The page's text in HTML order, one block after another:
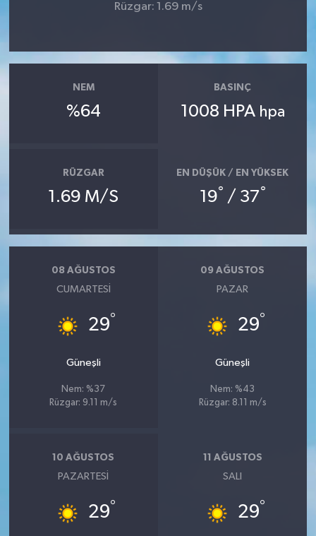
Rüzgar: 1.69 m/s
NEM
%64
BASINÇ
1008 HPA hpa
RÜZGAR
1.69 M/S
EN DÜŞÜK / EN YÜKSEK
19° / 37°
08 AĞUSTOS
CUMARTESI
29°
Güneşli
Nem: %37
Rüzgar: 9.11 m/s
09 AĞUSTOS
PAZAR
29°
Güneşli
Nem: %43
Rüzgar: 8.11 m/s
10 AĞUSTOS
PAZARTESI
29°
11 AĞUSTOS
SALI
29°